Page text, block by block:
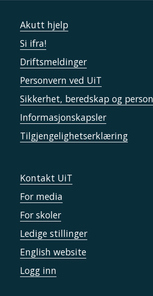
Akutt hjelp
Si ifra!
Driftsmeldinger
Personvern ved UiT
Sikkerhet, beredskap og
Informasjonskapsler
Tilgjengelighetserklæring
Kontakt UiT
For media
For skoler
Ledige stillinger
English website
Logg inn